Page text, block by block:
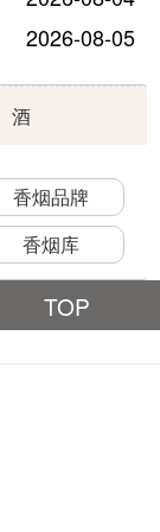
2026-08-05
酒
香烟品牌
香烟库
TOP